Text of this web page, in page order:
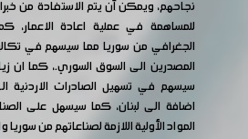
نجاحهم، ويمكن أن يتم الاستفادة من
للمساهمة في عملية اعادة الاعمار،
الجغرافي من سوريا مما سيسهم في
المصدرين الى السوق السوري.، كما ان
سيسهم في تسهيل الصادرات الاردنية
اضافة الى لبنان، كما سيسهل على
المواد الأولية اللازمة لصناعاتهم من سوريا